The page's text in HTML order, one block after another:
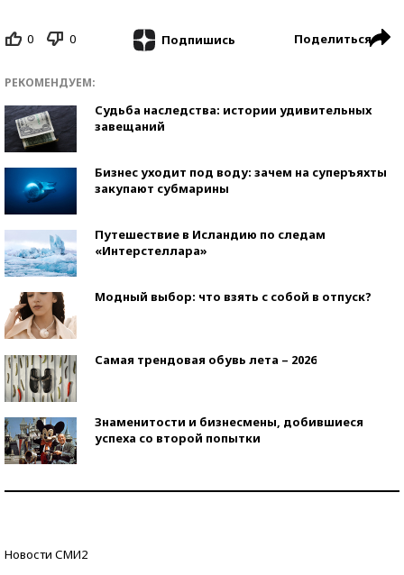
0 0 Подпишись Поделиться
РЕКОМЕНДУЕМ:
Судьба наследства: истории удивительных
завещаний
Бизнес уходит под воду: зачем на суперъяхты
закупают субмарины
Путешествие в Исландию по следам
«Интерстеллара»
Модный выбор: что взять с собой в отпуск?
Самая трендовая обувь лета – 2026
Знаменитости и бизнесмены, добившиеся
успеха со второй попытки
Новости СМИ2